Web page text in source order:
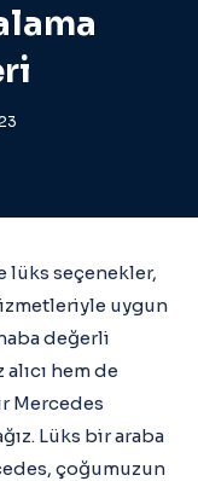
lüks seçenekler,
uygun
değerli
hem de
Mercedes
Lüks bir araba
çoğumuzun